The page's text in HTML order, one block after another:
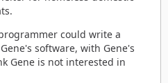
could write a
software, with Gene's
Gene is not interested in